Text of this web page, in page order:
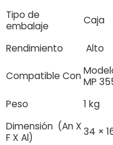
Tipo de
embalaje
Caja
Rendimiento Alto
Compatible ConMP
Peso
1 kg
Dimensión (An X
F X Al)
34 ×